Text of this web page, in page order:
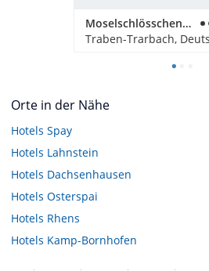
Moselschlösschen Spa & Resort
Traben-Trarbach,
Orte in der Nähe
Hotels Spay
Hotels Lahnstein
Hotels Dachsenhausen
Hotels Osterspai
Hotels Rhens
Hotels Kamp-Bornhofen